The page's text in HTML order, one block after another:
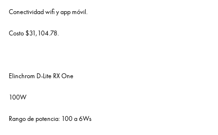
Conectividad wifi y app móvil.
Costo $31,104.78.
Elinchrom D-Lite RX One
100W
Rango de potencia: 100 a 6Ws